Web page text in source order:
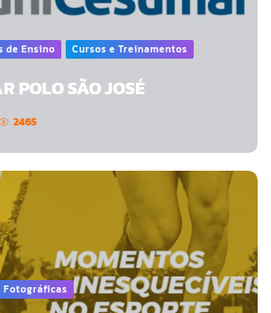
de Ensino Cursos e Treinamentos
POLO SÃO JOSÉ
2465
Fotográficas